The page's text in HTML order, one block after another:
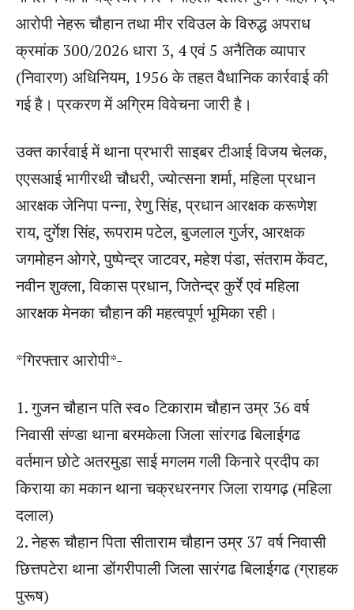
आरोपी नेहरू चौहान तथा मीर रविउल के विरुद्ध अपराध
क्रमांक 300/2026 धारा 3, 4 एवं 5 अनैतिक व्यापार
(निवारण) अधिनियम, 1956 के तहत वैधानिक कार्रवाई की
गई है। प्रकरण में अग्रिम विवेचना जारी है।
उक्त कार्रवाई में थाना प्रभारी साइबर टीआई विजय चेलक,
एएसआई भागीरथी चौधरी, ज्योत्सना शर्मा, महिला प्रधान
आरक्षक जेनिपा पन्ना, रेणु सिंह, प्रधान आरक्षक करूणेश
राय, दुर्गेश सिंह, रूपराम पटेल, बुजलाल गुर्जर, आरक्षक
जगमोहन ओगरे, पुष्पेन्द्र जाटवर, महेश पंडा, संतराम केंवट,
नवीन शुक्ला, विकास प्रधान, जितेन्द्र कुर्रे एवं महिला
आरक्षक मेनका चौहान की महत्वपूर्ण भूमिका रही।
*गिरफ्तार आरोपी*-
1. गुजन चौहान पति स्व० टिकाराम चौहान उम्र 36 वर्ष
निवासी संण्डा थाना बरमकेला जिला सांरगढ बिलाईगढ
वर्तमान छोटे अतरमुडा साई मगलम गली किनारे प्रदीप का
किराया का मकान थाना चक्रधरनगर जिला रायगढ़ (महिला
दलाल)
2. नेहरू चौहान पिता सीताराम चौहान उम्र 37 वर्ष निवासी
छित्तपटेरा थाना डोंगरीपाली जिला सारंगढ बिलाईगढ (ग्राहक
पुरूष)